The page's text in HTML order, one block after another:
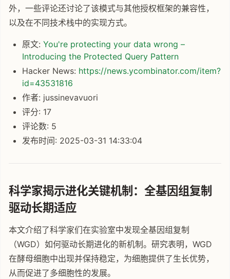
外，一些评论还讨论了该模式与其他授权框架的兼容性，
以及在不同技术栈中的实现方式。
原文: You're protecting your data wrong –
Introducing the Protected Query Pattern
Hacker News: https://news.ycombinator.com/item?
id=43531816
作者: jussinevavuori
评分: 17
评论数: 5
发布时间: 2025-03-31 14:33:04
科学家揭示进化关键机制：全基因组复制
驱动长期适应
本文介绍了科学家们在实验室中发现全基因组复制
（WGD）如何驱动长期进化的新机制。研究表明，WGD
在酵母细胞中出现并保持稳定，为细胞提供了生长优势，
从而促进了多细胞性的发展。